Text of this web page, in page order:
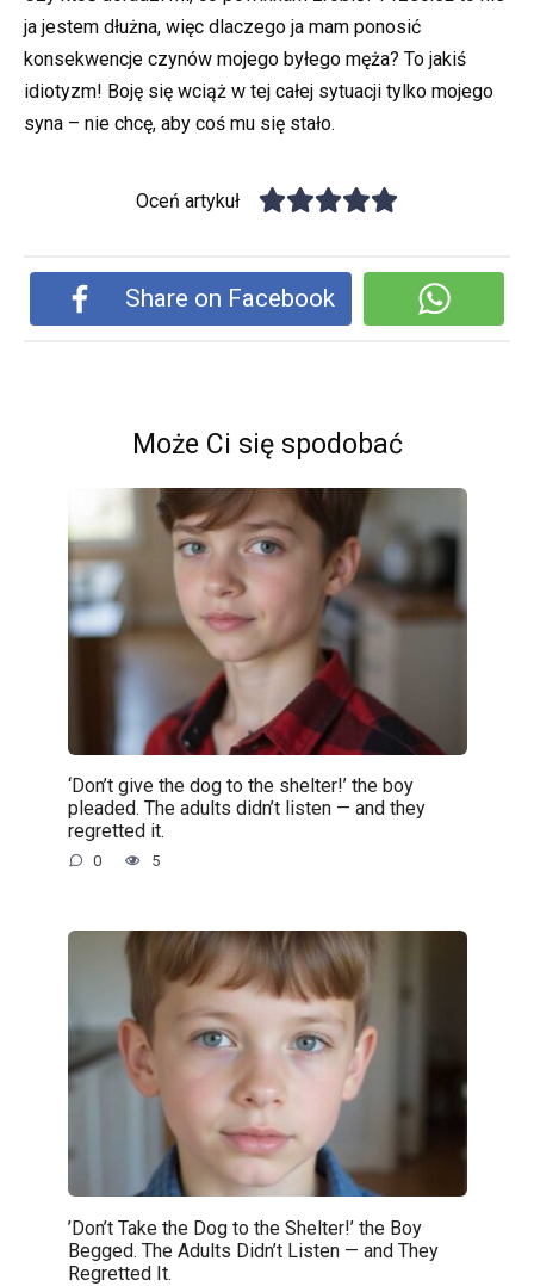
ja jestem dłużna, więc dlaczego ja mam ponosić
konsekwencje czynów mojego byłego męża? To jakiś
idiotyzm! Boję się wciąż w tej całej sytuacji tylko mojego
syna – nie chcę, aby coś mu się stało.
Oceń artykuł
Share on Facebook
Może Ci się spodobać
‘Don’t give the dog to the shelter!’ the boy
pleaded. The adults didn’t listen — and they
regretted it.
0 5
’Don’t Take the Dog to the Shelter!’ the Boy
Begged. The Adults Didn’t Listen — and They
Regretted It.